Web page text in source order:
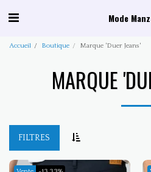
Mode
Accueil Boutique Marque 'Duer Jeans'
MARQUE
FILTRES